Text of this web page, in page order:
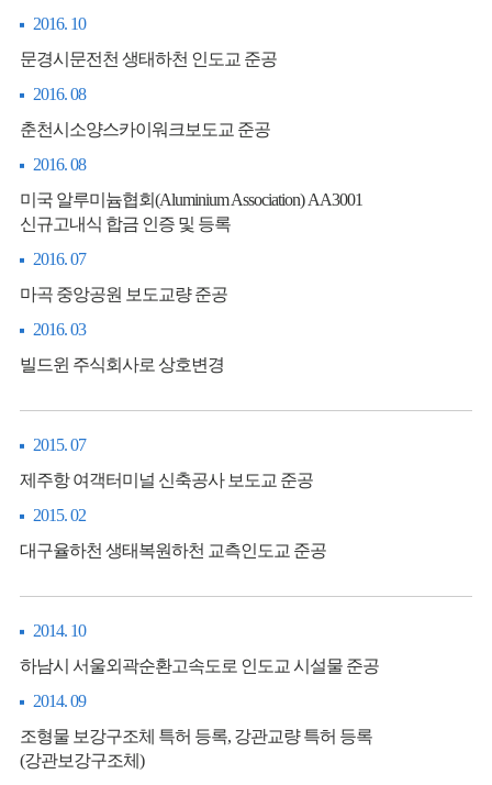
2016. 10
문경시문전천 생태하천 인도교 준공
2016. 08
춘천시소양스카이워크보도교 준공
2016. 08
미국 알루미늄협회(Aluminium Association) AA3001
신규고내식 합금 인증 및 등록
2016. 07
마곡 중앙공원 보도교량 준공
2016. 03
빌드윈 주식회사로 상호변경
2015. 07
제주항 여객터미널 신축공사 보도교 준공
2015. 02
대구율하천 생태복원하천 교측인도교 준공
2014. 10
하남시 서울외곽순환고속도로 인도교 시설물 준공
2014. 09
조형물 보강구조체 특허 등록, 강관교량 특허 등록
(강관보강구조체)